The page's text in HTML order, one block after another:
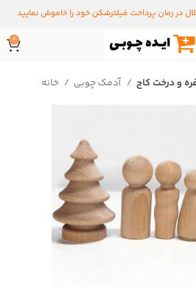
در زمان پرداخت فیلترشکن خود را خاموش نمایید
0
خانه آدمک چوبی